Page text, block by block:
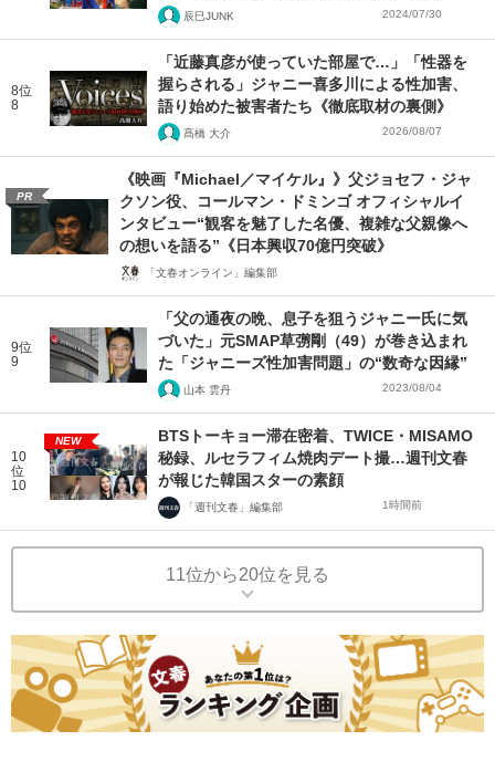
辰巳JUNK 2024/07/30
8位
8
「近藤真彦が使っていた部屋で…」「性器を
握らされる」ジャニー喜多川による性加害、
語り始めた被害者たち《徹底取材の裏側》
髙橋 大介 2026/08/07
PR
《映画『Michael／マイケル』》父ジョセフ・ジャ
クソン役、コールマン・ドミンゴ オフィシャルイ
ンタビュー“観客を魅了した名優、複雑な父親像へ
の想いを語る”《日本興収70億円突破》
「文春オンライン」編集部
9位
9
「父の通夜の晩、息子を狙うジャニー氏に気
づいた」元SMAP草彅剛（49）が巻き込まれ
た「ジャニーズ性加害問題」の“数奇な因縁”
山本 雲丹 2023/08/04
10
位
10
NEW
BTSトーキョー滞在密着、TWICE・MISAMO
秘録、ルセラフィム焼肉デート撮…週刊文春
が報じた韓国スターの素顔
「週刊文春」編集部 1時間前
11位から20位を見る